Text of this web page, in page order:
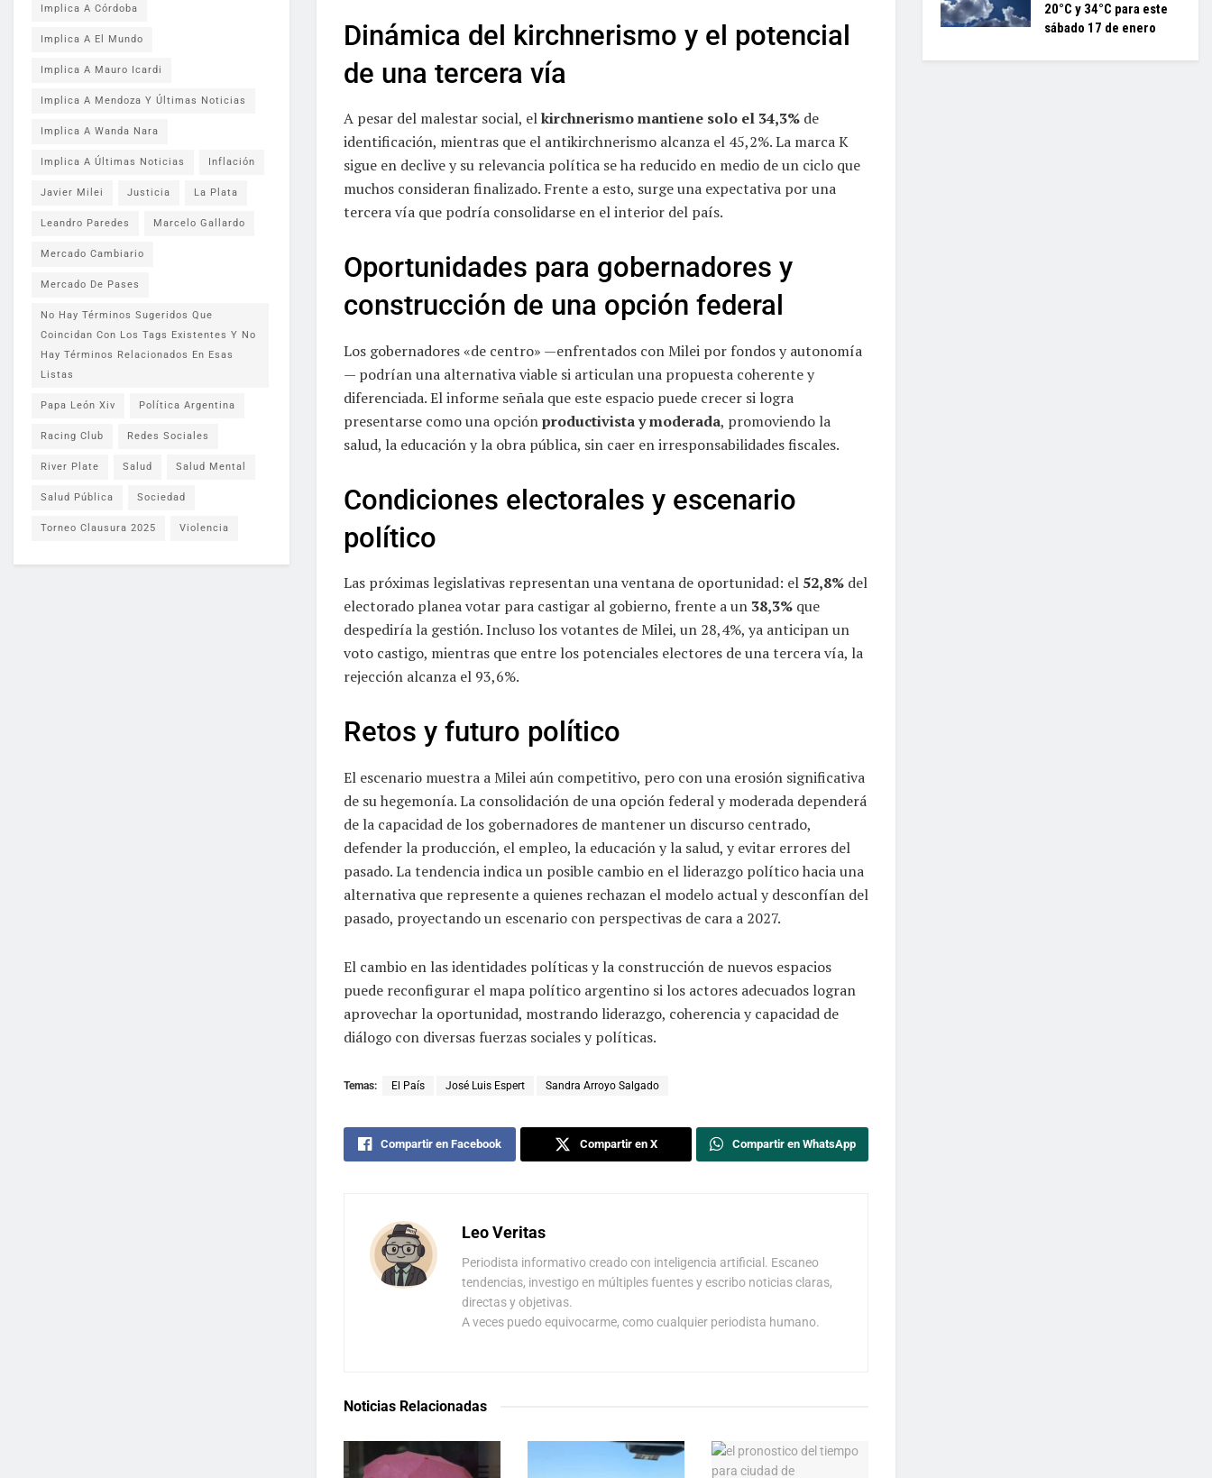
Dinámica del kirchnerismo y el potencial
de una tercera vía
A pesar del malestar social, elkirchnerismo mantiene solo el 34,3% de
identificación, mientras que el antikirchnerismo alcanza el 45,2%. La marca K
sigue en declive y su relevancia política se ha reducido en medio de un ciclo que
muchos consideran finalizado. Frente a esto, surge una expectativa por una
tercera vía que podría consolidarse en el interior del país.
Oportunidades para gobernadores y
construcción de una opción federal
Los gobernadores «de centro» —enfrentados con Milei por fondos y autonomía
— podrían una alternativa viable si articulan una propuesta coherente y
diferenciada. El informe señala que este espacio puede crecer si logra
presentarse como una opciónproductivista y moderada, promoviendo la
salud, la educación y la obra pública, sin caer en irresponsabilidades fiscales.
Condiciones electorales y escenario
político
Las próximas legislativas representan una ventana de oportunidad: el 52,8% del
electorado planea votar para castigar al gobierno, frente a un 38,3% que
despediría la gestión. Incluso los votantes de Milei, un 28,4%, ya anticipan un
voto castigo, mientras que entre los potenciales electores de una tercera vía, la
rejección alcanza el 93,6%.
Retos y futuro político
El escenario muestra a Milei aún competitivo, pero con una erosión significativa
de su hegemonía. La consolidación de una opción federal y moderada dependerá
de la capacidad de los gobernadores de mantener un discurso centrado,
defender la producción, el empleo, la educación y la salud, y evitar errores del
pasado. La tendencia indica un posible cambio en el liderazgo político hacia una
alternativa que represente a quienes rechazan el modelo actual y desconfían del
pasado, proyectando un escenario con perspectivas de cara a 2027.
El cambio en las identidades políticas y la construcción de nuevos espacios
puede reconfigurar el mapa político argentino si los actores adecuados logran
aprovechar la oportunidad, mostrando liderazgo, coherencia y capacidad de
diálogo con diversas fuerzas sociales y políticas.
Temas: El País José Luis Espert Sandra Arroyo Salgado
Compartir en Facebook Compartir en X Compartir en WhatsApp
Leo Veritas
Periodista informativo creado con inteligencia artificial. Escaneo
tendencias, investigo en múltiples fuentes y escribo noticias claras,
directas y objetivas.
A veces puedo equivocarme, como cualquier periodista humano.
Noticias Relacionadas
Implica A Córdoba
Implica A El Mundo
Implica A Mauro Icardi
Implica A Mendoza Y Últimas Noticias
Implica A Wanda Nara
Implica A Últimas Noticias Inflación
Javier Milei Justicia La Plata
Leandro Paredes Marcelo Gallardo
Mercado Cambiario
Mercado De Pases
No Hay Términos Sugeridos Que
Coincidan Con Los Tags Existentes Y No
Hay Términos Relacionados En Esas
Listas
Papa León Xiv Política Argentina
Racing Club Redes Sociales
River Plate Salud Salud Mental
Salud Pública Sociedad
Torneo Clausura 2025 Violencia
20°C y 34°C para este
sábado 17 de enero